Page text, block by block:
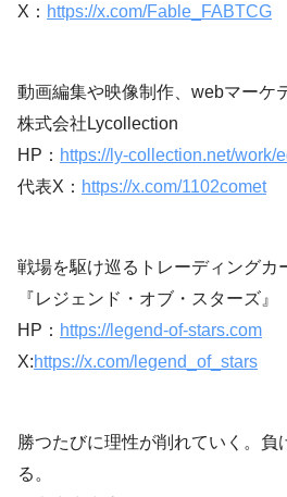
X： https://x.com/Fable_FABTCG
動画編集や映像制作、webマーケ
株式会社Lycollection
HP： https://ly-collection.net/work/
代表X： https://x.com/1102comet
戦場を駆け巡るトレーディングカ
『レジェンド・オブ・スターズ』
HP： https://legend-of-stars.com
X:https://x.com/legend_of_stars
勝つたびに理性が削れていく。負
る。